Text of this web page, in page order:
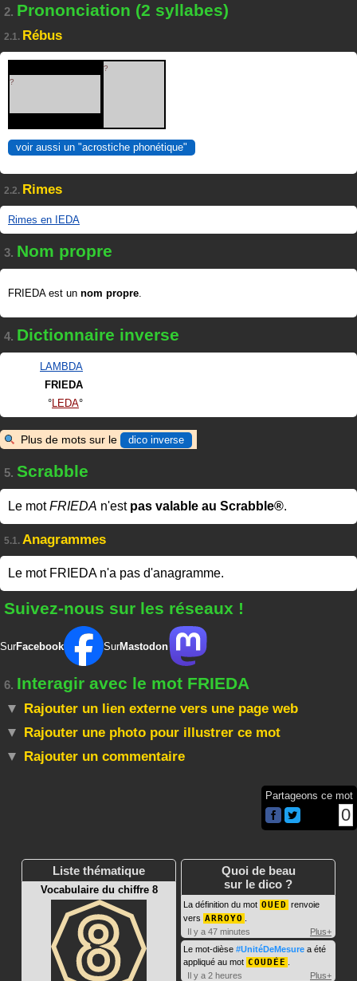
2. Prononciation (2 syllabes)
2.1. Rébus
?
?
voir aussi un "acrostiche phonétique"
2.2. Rimes
Rimes en IEDA
3. Nom propre
FRIEDA est un nom propre.
4. Dictionnaire inverse
LAMBDA
FRIEDA
LEDA
Plus de mots sur le dico inverse
5. Scrabble
Le motFRIEDA n'est pas valable au Scrabble®.
5.1. Anagrammes
Le mot FRIEDA n'a pas d'anagramme.
Suivez-nous sur les réseaux !
SurFacebook SurMastodon
6. Interagir avec le mot FRIEDA
Rajouter un lien externe vers une page web
Rajouter une photo pour illustrer ce mot
Rajouter un commentaire
Partageons ce mot
0
Liste thématique
Vocabulaire du chiffre 8
Quoi de beau
sur le dico ?
La définition du mot OUED renvoie
vers ARROYO
Il y a 47 minutes
Plus+
Le mot-dièse #UnitéDeMesure a été
appliqué au mot COUDÉE
Il y a 2 heures
Plus+